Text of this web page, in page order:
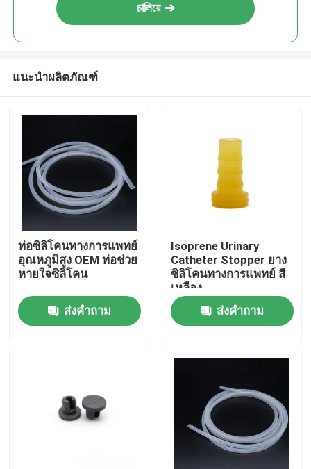
เกี่ยวกับเรา
চালিয়ে
แนะนำผลิตภัณฑ์
ท่อซิลิโคนทางการแพทย์
อุณหภูมิสูง OEM ท่อช่วย
หายใจซิลิโคน
ส่งคำถาม
Isoprene Urinary
Catheter Stopper ยาง
ซิลิโคนทางการแพทย์ สี
เหลือง
ส่งคำถาม